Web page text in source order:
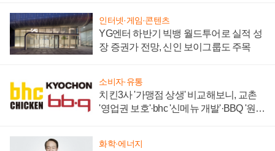
인터넷·게임·콘텐츠
YG엔터 하반기 빅뱅 월드투어로 실적 성
장 증권가 전망, 신인 보이그룹도 주목
소비자·유통
치킨3사 '가맹점 상생' 비교해보니, 교촌
'영업권 보호'·bhc '신메뉴 개발'·BBQ '원가
화학·에너지